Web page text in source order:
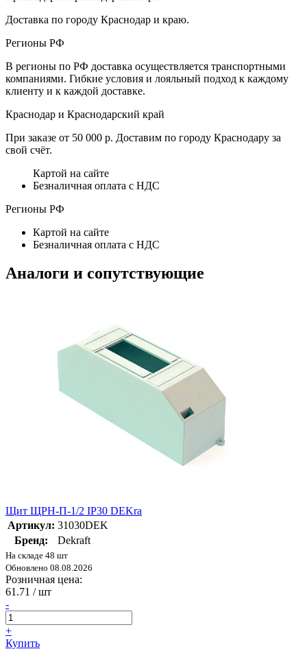
Доставка по городу Краснодар и краю.
Регионы РФ
В регионы по РФ доставка осуществляется транспортными
компаниями. Гибкие условия и лояльный подход к каждому
клиенту и к каждой доставке.
Краснодар и Краснодарский край
При заказе от 50 000 р. Доставим по городу Краснодару за
свой счёт.
Картой на сайте
Безналичная оплата с НДС
Регионы РФ
Картой на сайте
Безналичная оплата с НДС
Аналоги и сопутствующие
Щит ЩРН-П-1/2 IP30 DEKra
Артикул: 31030DEK
Бренд:
Dekraft
На складе 48 шт
Обновлено 08.08.2026
Розничная цена:
61.71 / шт
-
+
Купить